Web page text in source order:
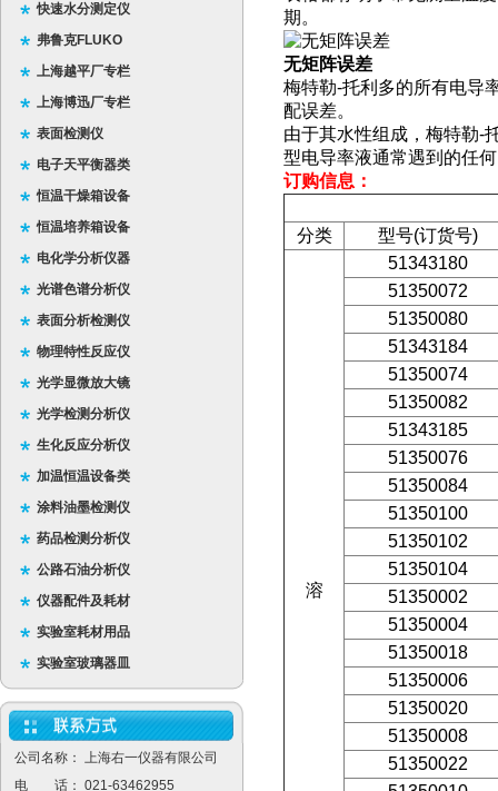
快速水分测定仪
弗鲁克FLUKO
上海越平厂专栏
上海博迅厂专栏
表面检测仪
电子天平衡器类
恒温干燥箱设备
恒温培养箱设备
电化学分析仪器
光谱色谱分析仪
表面分析检测仪
物理特性反应仪
光学显微放大镜
光学检测分析仪
生化反应分析仪
加温恒温设备类
涂料油墨检测仪
药品检测分析仪
公路石油分析仪
仪器配件及耗材
实验室耗材用品
实验室玻璃器皿
公司名称： 上海右一仪器有限公司
电 话： 021-63462955
期。
无矩阵误差
梅特勒-托利多的所有电导
配误差。
由于其水性组成，梅特勒-
型电导率液通常遇到的任
订购信息：
分类 型号(订货号)
溶
51343180
51350072
51350080
51343184
51350074
51350082
51343185
51350076
51350084
51350100
51350102
51350104
51350002
51350004
51350018
51350006
51350020
51350008
51350022